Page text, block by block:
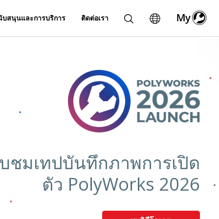
บสนุนและการบริการ ติดต่อเรา
ชมเทปบันทึกภาพการเปิด
ตัว PolyWorks 2026